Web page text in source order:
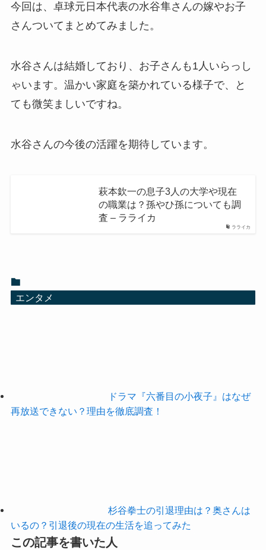
今回は、卓球元日本代表の水谷隼さんの嫁やお子
さんついてまとめてみました。
水谷さんは結婚しており、お子さんも1人いらっし
ゃいます。温かい家庭を築かれている様子で、と
ても微笑ましいですね。
水谷さんの今後の活躍を期待しています。
ラライカ
萩本欽一の息子3人の大学や現在
の職業は？孫やひ孫についても調
査 – ラライカ
エンタメ
ドラマ『六番目の小夜子』はなぜ
再放送できない？理由を徹底調査！
杉谷拳士の引退理由は？奥さんは
いるの？引退後の現在の生活を追ってみた
この記事を書いた人